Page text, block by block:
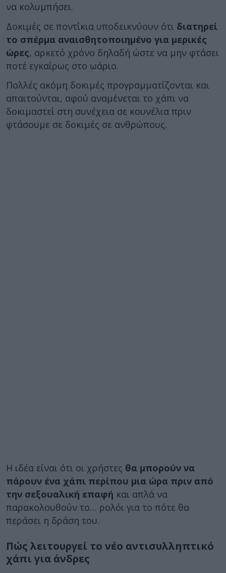
να κολυμπήσει.
Δοκιμές σε ποντίκια υποδεικνύουν ότι διατηρεί
το σπέρμα αναισθητοποιημένο για μερικές
ώρες, αρκετό χρόνο δηλαδή ώστε να μην φτάσει
ποτέ εγκαίρως στο ωάριο.
Πολλές ακόμη δοκιμές προγραμματίζονται και
απαιτούνται, αφού αναμένεται το χάπι να
δοκιμαστεί στη συνέχεια σε κουνέλια πριν
φτάσουμε σε δοκιμές σε ανθρώπους.
Η ιδέα είναι ότι οι χρήστες θα μπορούν να
πάρουν ένα χάπι περίπου μια ώρα πριν από
την σεξουαλική επαφή και απλά να
παρακολουθούν το… ρολόι για το πότε θα
περάσει η δράση του.
Πώς λειτουργεί το νέο αντισυλληπτικό
χάπι για άνδρες